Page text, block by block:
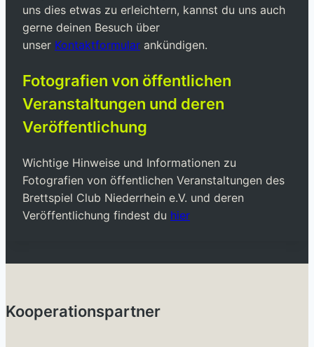
uns dies etwas zu erleichtern, kannst du uns auch
gerne deinen Besuch über
unser Kontaktformular ankündigen.
Fotografien von öffentlichen
Veranstaltungen und deren
Veröffentlichung
Wichtige Hinweise und Informationen zu
Fotografien von öffentlichen Veranstaltungen des
Brettspiel Club Niederrhein e.V. und deren
Veröffentlichung findest du hier
Kooperationspartner